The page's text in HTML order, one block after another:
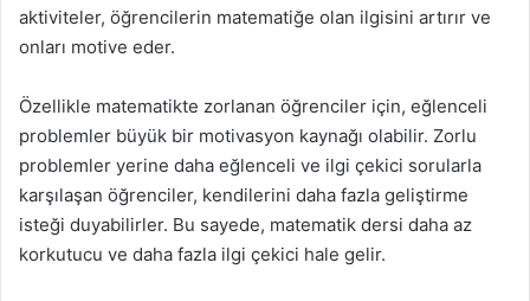
aktiviteler, öğrencilerin matematiğe olan ilgisini artırır ve
onları motive eder.
Özellikle matematikte zorlanan öğrenciler için, eğlenceli
problemler büyük bir motivasyon kaynağı olabilir. Zorlu
problemler yerine daha eğlenceli ve ilgi çekici sorularla
karşılaşan öğrenciler, kendilerini daha fazla geliştirme
isteği duyabilirler. Bu sayede, matematik dersi daha az
korkutucu ve daha fazla ilgi çekici hale gelir.